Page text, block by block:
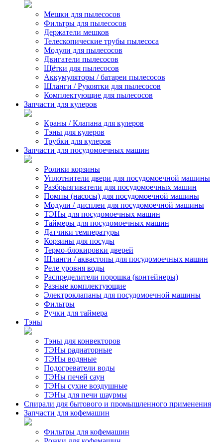
Мешки для пылесосов
Фильтры для пылесосов
Держатели мешков
Телескопические трубы пылесоса
Модули для пылесосов
Двигатели пылесосов
Щётки для пылесосов
Аккумуляторы / батареи пылесосов
Шланги / Рукоятки для пылесосов
Комплектующие для пылесосов
Запчасти для кулеров
Краны / Клапана для кулеров
Тэны для кулеров
Трубки для кулеров
Запчасти для посудомоечных машин
Ролики корзины
Уплотнители двери для посудомоечной машины
Разбрызгиватели для посудомоечных машин
Помпы (насосы) для посудомоечной машины
Модули / дисплеи для посудомоечной машины
ТЭНы для посудомоечных машин
Таймеры для посудомоечных машин
Датчики температуры
Корзины для посуды
Термо-блокировки дверей
Шланги / аквастопы для посудомоечных машин
Реле уровня воды
Распределители порошка (контейнеры)
Разные комплектующие
Электроклапаны для посудомоечной машины
Фильтры
Ручки для таймера
Тэны
Тэны для конвекторов
ТЭНы радиаторные
ТЭНы водяные
Подогреватели воды
ТЭНы печей саун
ТЭНы сухие воздушные
ТЭНы для печи шаурмы
Спирали для бытового и промышленного применения
Запчасти для кофемашин
Фильтры для кофемашин